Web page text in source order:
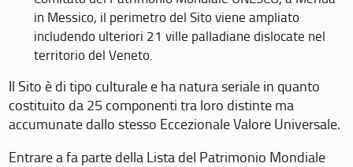
in Messico, il perimetro del Sito viene ampliato
includendo ulteriori 21 ville palladiane dislocate nel
territorio del Veneto.
Il Sito è di tipo culturale e ha natura seriale in quanto
costituito da 25 componenti tra loro distinte ma
accumunate dallo stesso Eccezionale Valore Universale.
Entrare a fa parte della Lista del Patrimonio Mondiale